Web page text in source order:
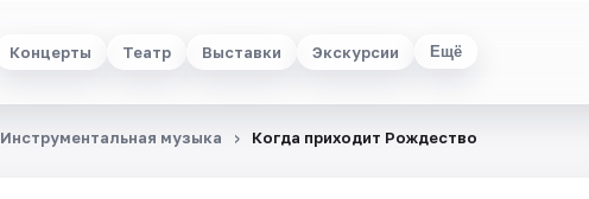
Концерты Театр Выставки Экскурсии Ещё
Инструментальная музыка Когда приходит Рождество